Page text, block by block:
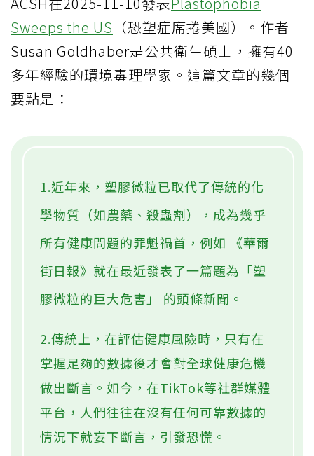
Sweeps the US （恐塑症席捲美國）。作者
Susan Goldhaber是公共衛生碩士，擁有40
多年經驗的環境毒理學家。這篇文章的幾個
要點是：
1.近年來，塑膠微粒已取代了傳統的化
學物質（如農藥、殺蟲劑），成為幾乎
所有健康問題的罪魁禍首，例如 《華爾
街日報》就在最近發表了一篇題為「塑
膠微粒的巨大危害」 的頭條新聞。
2.傳統上，在評估健康風險時，只有在
掌握足夠的數據後才會對全球健康危機
做出斷言。如今，在TikTok等社群媒體
平台，人們往往在沒有任何可靠數據的
情況下就妄下斷言，引發恐慌。